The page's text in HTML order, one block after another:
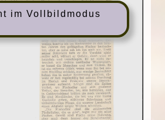
im Vollbildmodus